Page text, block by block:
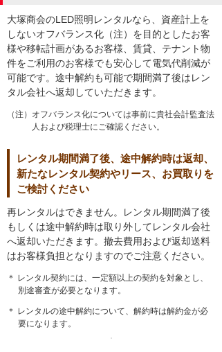
大塚商会のLED照明レンタルなら、資産計上を
しないオフバランス化（注）を目的としたお客
様や移転計画があるお客様、賃貸、テナント物
件をご利用のお客様でも安心して電気代削減が
可能です。途中解約も可能で期間満了後はレン
タル会社へ返却していただきます。
（注）オフバランス化については事前に貴社会計監査法
人および税理士にご確認ください。
レンタル期間満了後、途中解約時は返却、
新たなレンタル契約やリース、お買取りを
ご検討ください
再レンタルはできません。レンタル期間満了後
もしくは途中解約時は取り外してレンタル会社
へ返却いただきます。撤去費用および返却送料
はお客様負担となりますのでご注意ください。
＊ レンタル契約には、一定額以上の契約を対象とし、
別途審査が必要となります。
＊ レンタルの途中解約について、解約時は解約金が必
要になります。